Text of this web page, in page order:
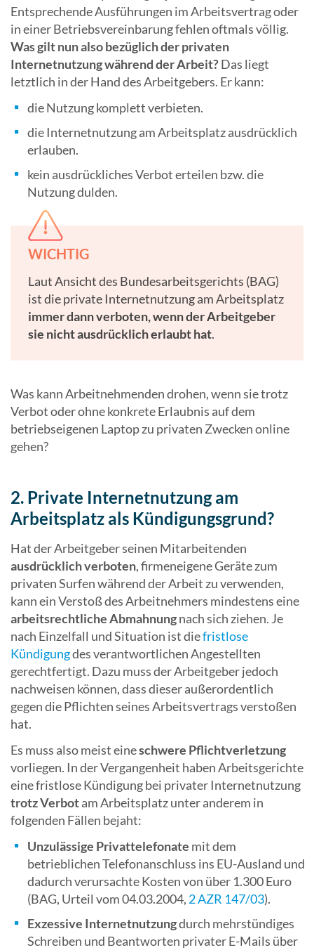
Entsprechende Ausführungen im Arbeitsvertrag oder
in einer Betriebsvereinbarung fehlen oftmals völlig.
Was gilt nun also bezüglich der privaten
Internetnutzung während der Arbeit?Das liegt
letztlich in der Hand des Arbeitgebers. Er kann:
die Nutzung komplett verbieten.
die Internetnutzung am Arbeitsplatz ausdrücklich
erlauben.
kein ausdrückliches Verbot erteilen bzw. die
Nutzung dulden.
WICHTIG
Laut Ansicht des Bundesarbeitsgerichts (BAG)
ist die private Internetnutzung am Arbeitsplatz
immer dann verboten, wenn der Arbeitgeber
sie nicht ausdrücklich erlaubt hat.
Was kann Arbeitnehmenden drohen, wenn sie trotz
Verbot oder ohne konkrete Erlaubnis auf dem
betriebseigenen Laptop zu privaten Zwecken online
gehen?
2. Private Internetnutzung am
Arbeitsplatz als Kündigungsgrund?
Hat der Arbeitgeber seinen Mitarbeitenden
ausdrücklich verboten, firmeneigene Geräte zum
privaten Surfen während der Arbeit zu verwenden,
kann ein Verstoß des Arbeitnehmers mindestens eine
arbeitsrechtliche Abmahnungnach sich ziehen. Je
nach Einzelfall und Situation ist diefristlose
Kündigungdes verantwortlichen Angestellten
gerechtfertigt. Dazu muss der Arbeitgeber jedoch
nachweisen können, dass dieser außerordentlich
gegen die Pflichten seines Arbeitsvertrags verstoßen
hat.
Es muss also meist eineschwere Pflichtverletzung
vorliegen. In der Vergangenheit haben Arbeitsgerichte
eine fristlose Kündigung bei privater Internetnutzung
trotz Verbotam Arbeitsplatz unter anderem in
folgenden Fällen bejaht:
Unzulässige Privattelefonate mit dem
betrieblichen Telefonanschluss ins EU-Ausland und
dadurch verursachte Kosten von über 1.300 Euro
(BAG, Urteil vom 04.03.2004, 2 AZR 147/03).
Exzessive Internetnutzungdurch mehrstündiges
Schreiben und Beantworten privater E-Mails über